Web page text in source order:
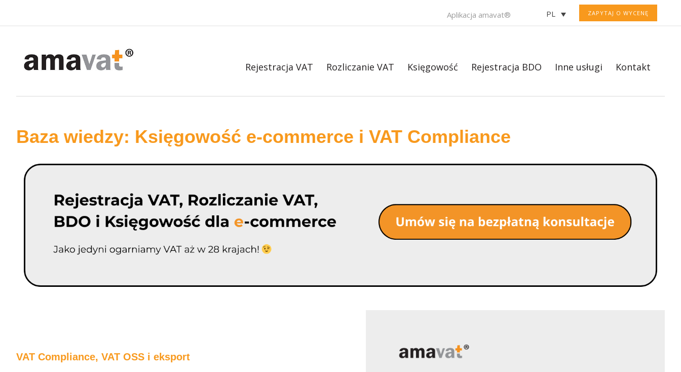
ZAPYTAJ O WYCENĘ
PL
Aplikacja amavat®
Rejestracja VAT Rozliczanie VAT Księgowość Rejestracja BDO Inne usługi Kontakt
Baza wiedzy: Księgowość e-commerce i VAT Compliance
VAT Compliance, VAT OSS i eksport